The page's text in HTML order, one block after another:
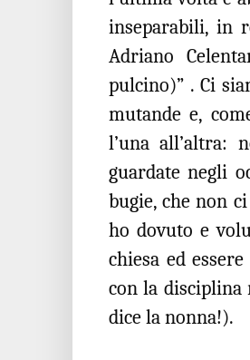
inseparabili, in
Adriano
pulcino)” . Ci
mutande e,
l’una all’altra:
guardate negli
bugie, che non
ho dovuto e
chiesa ed
con la disciplina
dice la nonna!).